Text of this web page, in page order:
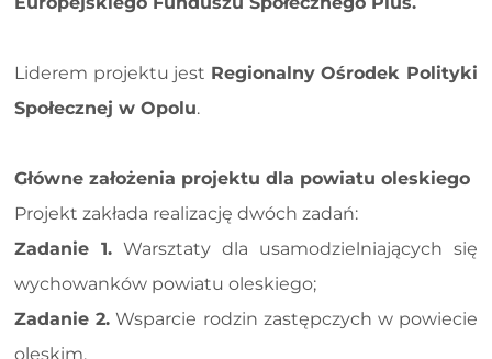
Liderem projektu jest Regionalny Ośrodek Polityki
Społecznej w Opolu.
Główne założenia projektu dla powiatu oleskiego
Projekt zakłada realizację dwóch zadań:
Zadanie 1. Warsztaty dla usamodzielniających się
wychowanków powiatu oleskiego;
Zadanie 2. Wsparcie rodzin zastępczych w powiecie
oleskim.